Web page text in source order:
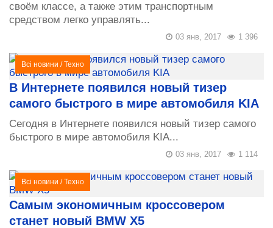
своём классе, а также этим транспортным
средством легко управлять...
1 396
03 янв, 2017
Всі новини /Техно
В Интернете появился новый тизер
самого быстрого в мире автомобиля KIA
Сегодня в Интернете появился новый тизер самого
быстрого в мире автомобиля KIA...
1 114
03 янв, 2017
Всі новини /Техно
Самым экономичным кроссовером
станет новый BMW X5